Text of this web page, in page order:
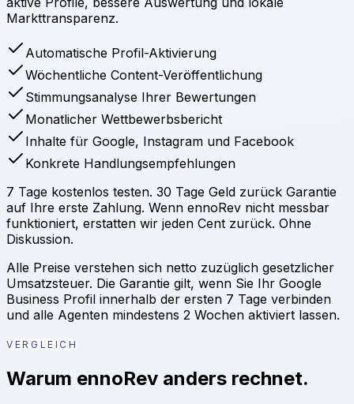
Markttransparenz.
Automatische Profil-Aktivierung
Wöchentliche Content-Veröffentlichung
Stimmungsanalyse Ihrer Bewertungen
Monatlicher Wettbewerbsbericht
Inhalte für Google, Instagram und Facebook
Konkrete Handlungsempfehlungen
7 Tage kostenlos testen. 30 Tage Geld zurück Garantie
auf Ihre erste Zahlung. Wenn ennoRev nicht messbar
funktioniert, erstatten wir jeden Cent zurück. Ohne
Diskussion.
Alle Preise verstehen sich netto zuzüglich gesetzlicher
Umsatzsteuer. Die Garantie gilt, wenn Sie Ihr Google
Business Profil innerhalb der ersten 7 Tage verbinden
und alle Agenten mindestens 2 Wochen aktiviert lassen.
VERGLEICH
Warum ennoRev anders rechnet.